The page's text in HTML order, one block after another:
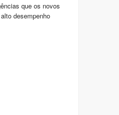
que os novos
desempenho